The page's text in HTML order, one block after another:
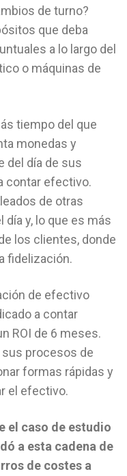
de turno?
que deba
a lo largo del
o máquinas de
tiempo del que
monedas y
del día de sus
contar efectivo.
de otras
y, lo que es más
los clientes, donde
fidelización.
de efectivo
a contar
ROI de 6 meses.
sus procesos de
formas rápidas y
el efectivo.
el caso de estudio
a esta cadena de
de costes a